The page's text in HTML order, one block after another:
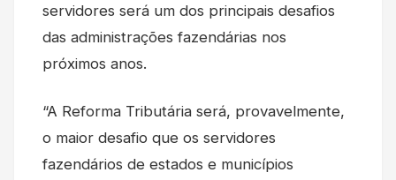
servidores será um dos principais desafios
das administrações fazendárias nos
próximos anos.
“A Reforma Tributária será, provavelmente,
o maior desafio que os servidores
fazendários de estados e municípios